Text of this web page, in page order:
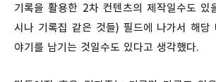
기록을 활용한 2차 컨텐츠의 제작일수도 있
시나 기록집 같은 것들) 필드에 나가서 해당
야기를 남기는 것일수도 있다고 생각했다.